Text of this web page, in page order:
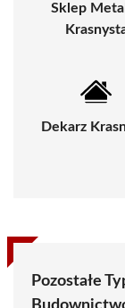
Sklep
Dekarz
Pozostałe